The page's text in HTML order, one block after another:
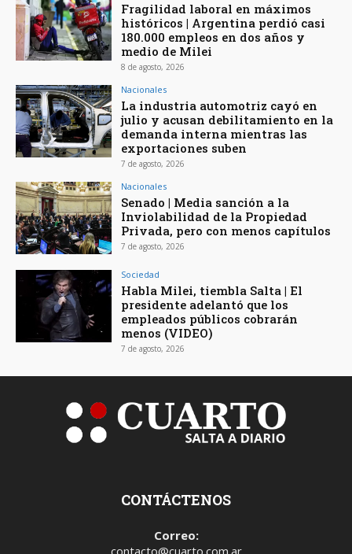
Fragilidad laboral en máximos
históricos | Argentina perdió casi
180.000 empleos en dos años y
medio de Milei
8 de agosto, 2026
Nacionales
La industria automotriz cayó en
julio y acusan debilitamiento en la
demanda interna mientras las
exportaciones suben
7 de agosto, 2026
Nacionales
Senado | Media sanción a la
Inviolabilidad de la Propiedad
Privada, pero con menos capítulos
7 de agosto, 2026
Sociedad
Habla Milei, tiembla Salta | El
presidente adelantó que los
empleados públicos cobrarán
menos (VIDEO)
7 de agosto, 2026
CONTÁCTENOS
Correo:
contacto@cuarto.com.ar